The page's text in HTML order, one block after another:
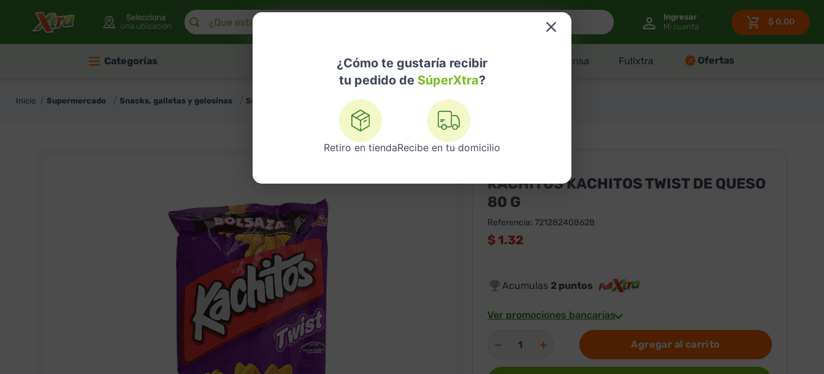
Selecciona
una ubicación
¿Cómo te gustaría recibir
tu pedido de SúperXtra?
Retiro en tiendaRecibe en tu domicilio
¿Que estas buscando?
$ 0.00
Categorías Nuestras Marcas Telemedicina Licores Despensa Fullxtra Ofertas
Supermercado Snacks, galletas y golosinas Snacks Kachitos Kachitos Twist De Queso 80 G
KACHITOS KACHITOS TWIST DE QUESO
80 G
Referencia: 721282408628
$1.32
Acumulas 2puntos
Ver promociones bancarias
＋
－ Agregar al carrito